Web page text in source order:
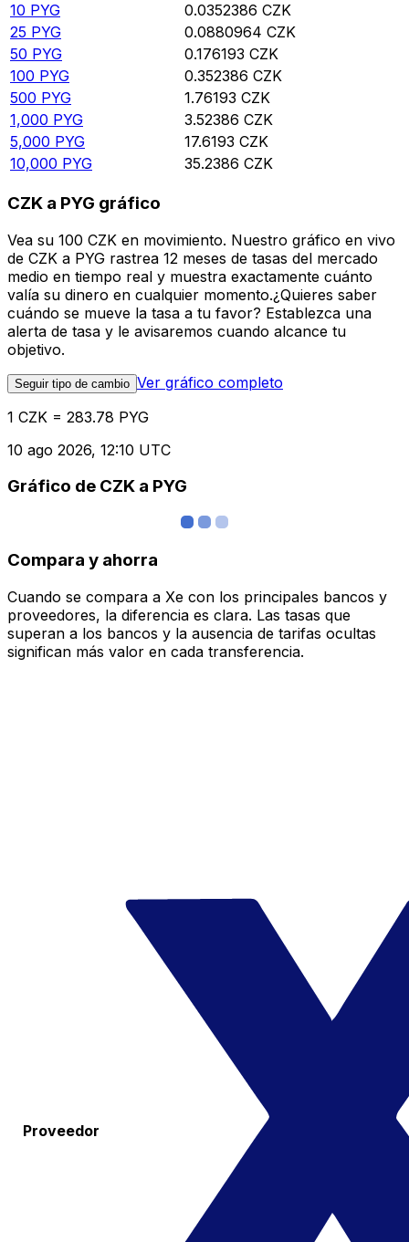
10 PYG 0.0352386 CZK
25 PYG 0.0880964 CZK
50 PYG 0.176193 CZK
100 PYG 0.352386 CZK
500 PYG 1.76193 CZK
1,000 PYG 3.52386 CZK
5,000 PYG 17.6193 CZK
10,000 PYG 35.2386 CZK
CZK a PYG gráfico
Vea su 100 CZK en movimiento. Nuestro gráfico en vivo
de CZK a PYG rastrea 12 meses de tasas del mercado
medio en tiempo real y muestra exactamente cuánto
valía su dinero en cualquier momento.¿Quieres saber
cuándo se mueve la tasa a tu favor? Establezca una
alerta de tasa y le avisaremos cuando alcance tu
objetivo.
Seguir tipo de cambio Ver gráfico completo
1 CZK = 283.78 PYG
10 ago 2026, 12:10 UTC
Gráfico de CZK a PYG
Compara y ahorra
Cuando se compara a Xe con los principales bancos y
proveedores, la diferencia es clara. Las tasas que
superan a los bancos y la ausencia de tarifas ocultas
significan más valor en cada transferencia.
Proveedor